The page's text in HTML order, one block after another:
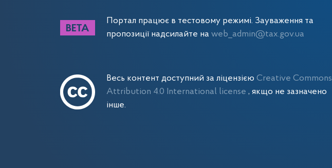
Портал працює в тестовому режимі. Зауваження та
пропозиції надсилайте на web_admin@tax.gov.ua
Весь контент доступний за ліцензією Creative Commons
Attribution 4.0 International license , якщо не зазначено
інше.